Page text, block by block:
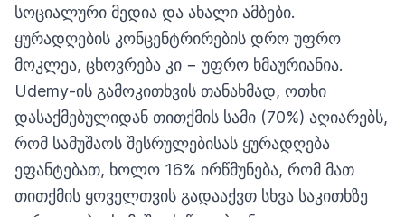
სოციალური მედია და ახალი ამბები.
ყურადღების კონცენტრირების დრო უფრო
მოკლეა, ცხოვრება კი − უფრო ხმაურიანია.
Udemy-ის გამოკითხვის თანახმად, ოთხი
დასაქმებულიდან თითქმის სამი (70%) აღიარებს,
რომ სამუშაოს შესრულებისას ყურადღება
ეფანტებათ, ხოლო 16% ირწმუნება, რომ მათ
თითქმის ყოველთვის გადააქვთ სხვა საკითხზე